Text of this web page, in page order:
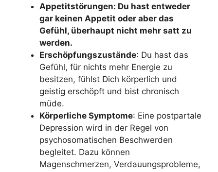
Appetitstörungen: Du hast entweder
gar keinen Appetit oder aber das
Gefühl, überhaupt nicht mehr satt zu
werden.
Erschöpfungszustände: Du hast das
Gefühl, für nichts mehr Energie zu
besitzen, fühlst Dich körperlich und
geistig erschöpft und bist chronisch
müde.
Körperliche Symptome: Eine postpartale
Depression wird in der Regel von
psychosomatischen Beschwerden
begleitet. Dazu können
Magenschmerzen, Verdauungsprobleme,